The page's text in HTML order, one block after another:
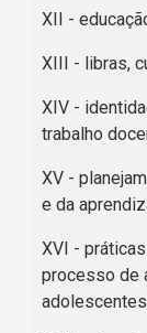
XII -
XIII - libras,
XIV -
trabalho
XV -
e da
XVI -
processo de